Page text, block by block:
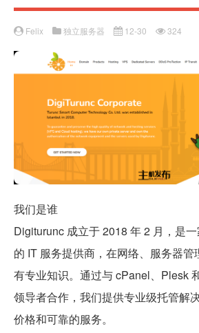
Felix 独立服务器 12-30 324
我们是谁
Digiturunc 成立于 2018 年 2 月，是
的 IT 服务提供商，在网络、服务器
有专业知识。通过与 cPanel、Plesk
领导者合作，我们提供专业级托管解
价格和可靠的服务。